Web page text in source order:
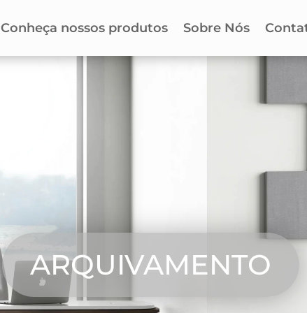
Conheça nossos produtos Sobre Nós
ARQUIVAMENTO